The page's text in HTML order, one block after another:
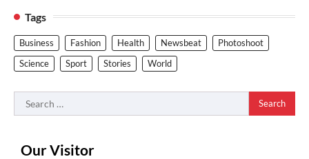
Tags
Business Fashion Health Newsbeat
Photoshoot
Science
Sport Stories World
Search
for:
Our Visitor